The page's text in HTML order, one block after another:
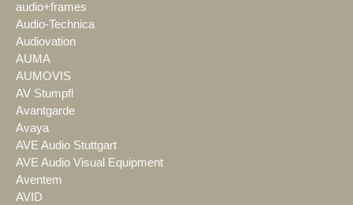
audio+frames
Audio-Technica
Audiovation
AUMA
AUMOVIS
AV Stumpfl
Avantgarde
Avaya
AVE Audio Stuttgart
AVE Audio Visual Equipment
Aventem
AVID